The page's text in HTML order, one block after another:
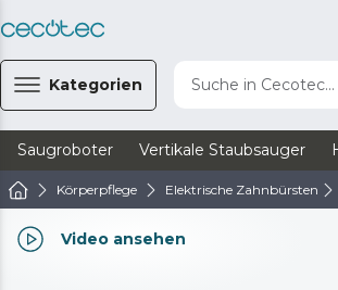
Kategorien Suche in Cecotec...
Saugroboter Vertikale Staubsauger
Körperpflege Elektrische Zahnbürsten
Video ansehen